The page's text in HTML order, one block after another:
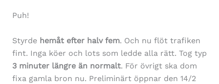
Puh!
Styrde hemåt efter halv fem. Och nu flöt trafiken
fint. Inga köer och lots som ledde alla rätt. Tog typ
3 minuter längre än normalt. För övrigt ska dom
fixa gamla bron nu. Preliminärt öppnar den 14/2